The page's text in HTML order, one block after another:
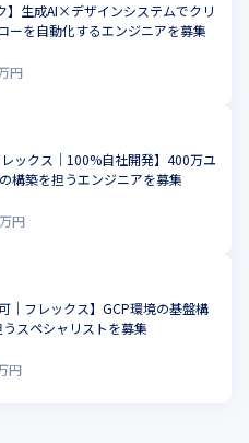
】生成AI×デザインシステムでクリ
ーを自動化するエンジニアを募集
円
レックス｜100%自社開発】400万ユ
構築を担うエンジニアを募集
万円
｜フレックス】GCP環境の基盤構
スペシャリストを募集
円